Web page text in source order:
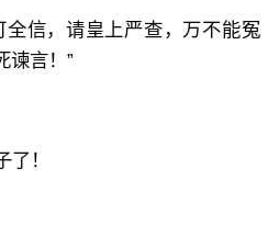
全信，请皇上严查，万不能冤
谏言！”
！